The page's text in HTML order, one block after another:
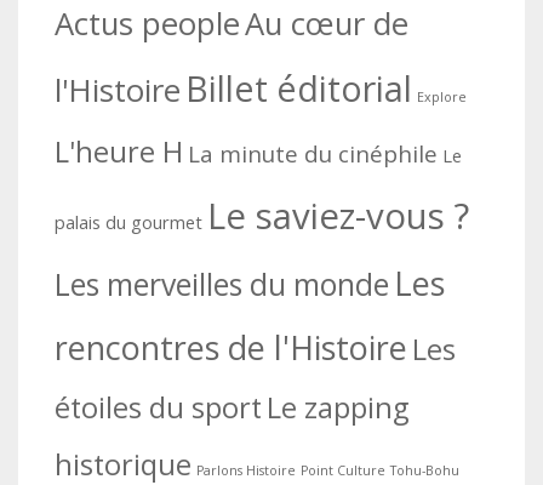
Actus peopleAu cœur de
l'Histoire Billet éditorial Explore
L'heure H La minute du cinéphile Le
palais du gourmet Le saviez-vous ?
Les merveilles du monde Les
rencontres de l'Histoire Les
étoiles du sport Le zapping
historique Parlons Histoire Point Culture Tohu-Bohu